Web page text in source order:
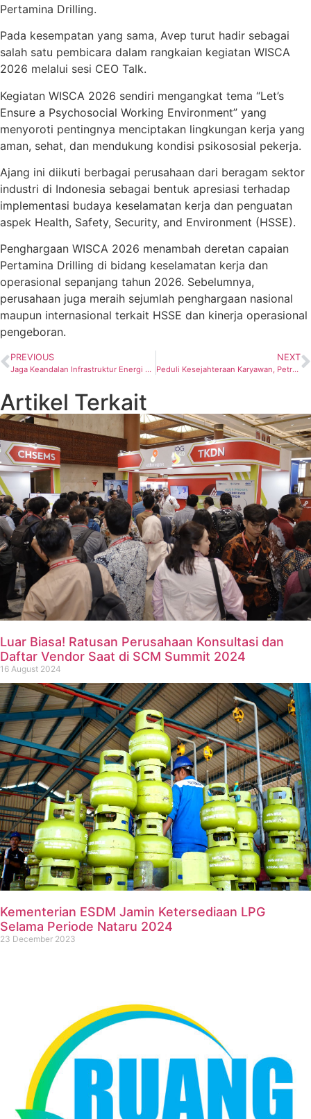
Pertamina Drilling.
Pada kesempatan yang sama, Avep turut hadir sebagai
salah satu pembicara dalam rangkaian kegiatan WISCA
2026 melalui sesi CEO Talk.
Kegiatan WISCA 2026 sendiri mengangkat tema “Let’s
Ensure a Psychosocial Working Environment” yang
menyoroti pentingnya menciptakan lingkungan kerja yang
aman, sehat, dan mendukung kondisi psikososial pekerja.
Ajang ini diikuti berbagai perusahaan dari beragam sektor
industri di Indonesia sebagai bentuk apresiasi terhadap
implementasi budaya keselamatan kerja dan penguatan
aspek Health, Safety, Security, and Environment (HSSE).
Penghargaan WISCA 2026 menambah deretan capaian
Pertamina Drilling di bidang keselamatan kerja dan
operasional sepanjang tahun 2026. Sebelumnya,
perusahaan juga meraih sejumlah penghargaan nasional
maupun internasional terkait HSSE dan kinerja operasional
pengeboran.
PREVIOUS
Jaga Keandalan Infrastruktur Energi Nasional, Pertagas Perkuat Budaya K3 Berkelas Dunia
NEXT
Peduli Kesejahteraan Karyawan, Petrcohina Terima Penghargaan Perusahaan Paling Responsif.
Artikel Terkait
Luar Biasa! Ratusan Perusahaan Konsultasi dan
Daftar Vendor Saat di SCM Summit 2024
16 August 2024
Kementerian ESDM Jamin Ketersediaan LPG
Selama Periode Nataru 2024
23 December 2023